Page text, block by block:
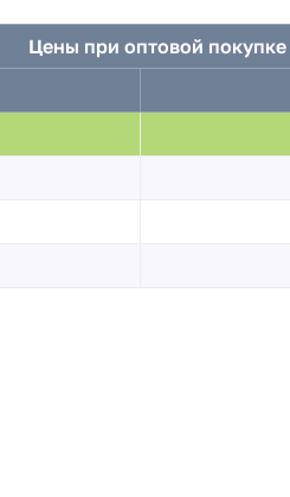
Цены при оптовой покупке